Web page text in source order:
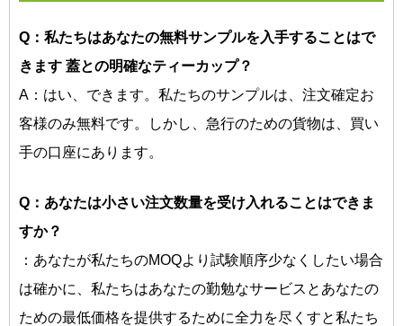
Q：私たちはあなたの無料サンプルを入手することはで
きます 蓋との明確なティーカップ？
A：はい、できます。私たちのサンプルは、注文確定お
客様のみ無料です。しかし、急行のための貨物は、買い
手の口座にあります。
Q：あなたは小さい注文数量を受け入れることはできま
すか？
：あなたが私たちのMOQより試験順序少なくしたい場合
は確かに、私たちはあなたの勤勉なサービスとあなたの
ための最低価格を提供するために全力を尽くすと私たち